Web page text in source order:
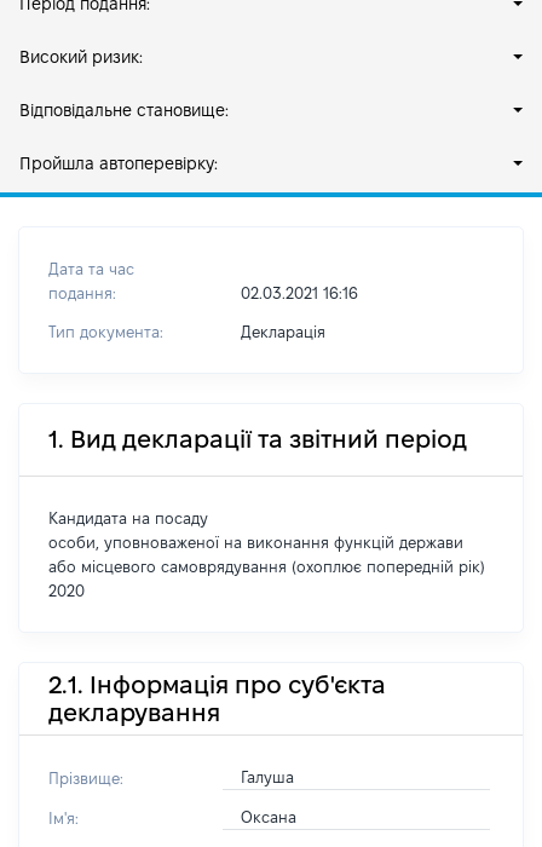
Високий ризик:
Відповідальне становище:
Пройшла автоперевірку:
Дата та час
подання:
02.03.2021 16:16
Тип документа: Декларація
1. Вид декларації та звітний період
Кандидата на посаду
особи, уповноваженої на виконання функцій держави
або місцевого самоврядування (охоплює попередній рік)
2020
2.1. Інформація про суб'єкта
декларування
Прізвище: Галуша
Ім'я: Оксана